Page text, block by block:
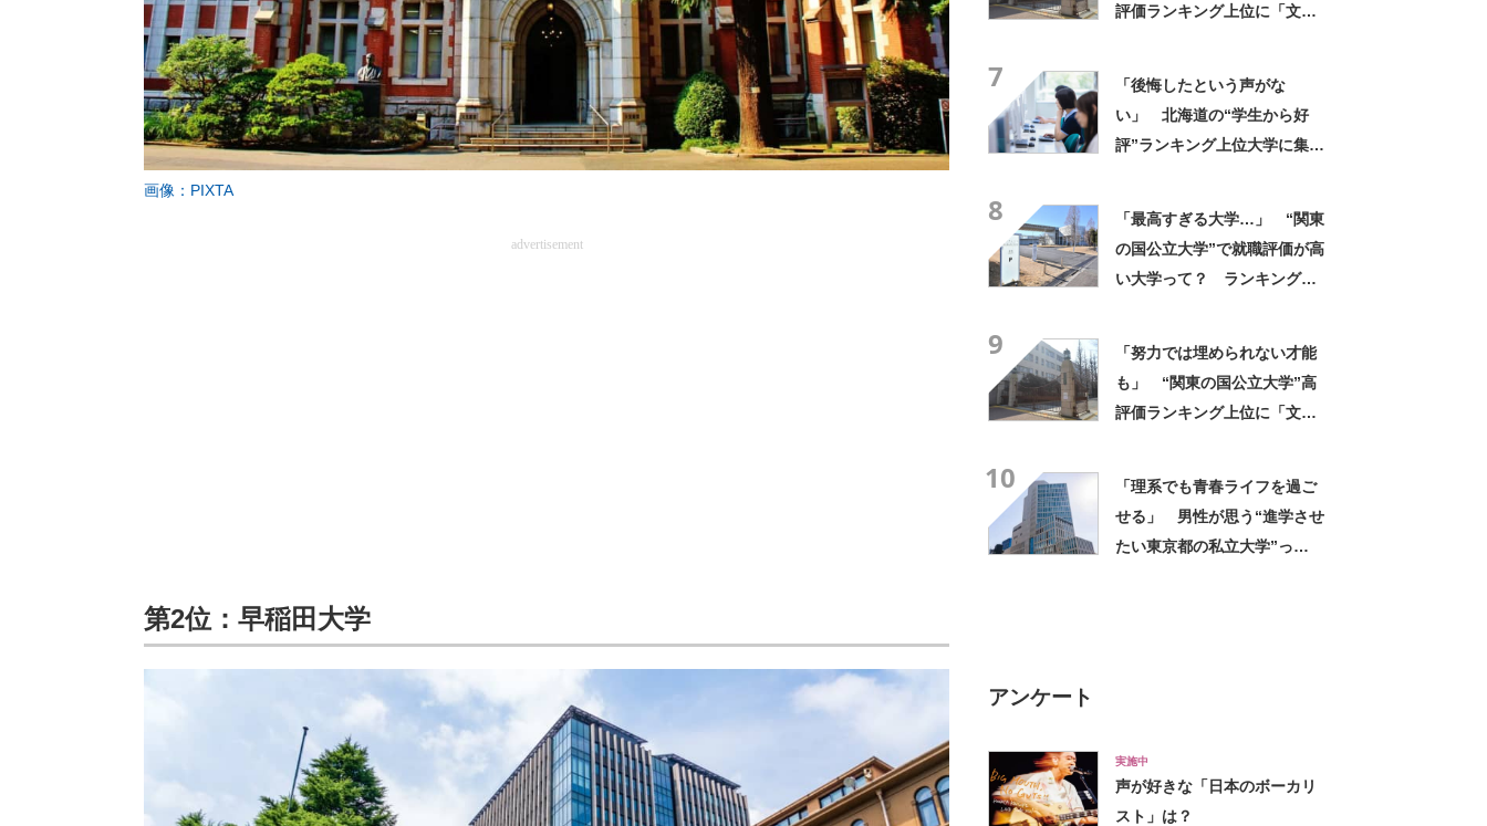
画像：PIXTA
advertisement
第2位：早稲田大学
評価ランキング上位に「文化
7
「後悔したという声がな
い」 北海道の“学生から好
評”ランキング上位大学に集ま
8
「最高すぎる大学…」 “関東
の国公立大学”で就職評価が高
い大学って？ ランキング上
9
「努力では埋められない才能
も」 “関東の国公立大学”高
評価ランキング上位に「文化
10
「理系でも青春ライフを過ご
せる」 男性が思う“進学させ
たい東京都の私立大学”っ
アンケート
実施中
声が好きな「日本のボーカリ
スト」は？